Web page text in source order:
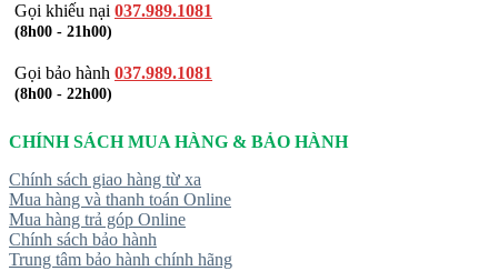
Gọi khiếu nại 037.989.1081
(8h00 - 21h00)
Gọi bảo hành 037.989.1081
(8h00 - 22h00)
CHÍNH SÁCH MUA HÀNG & BẢO HÀNH
Chính sách giao hàng từ xa
Mua hàng và thanh toán Online
Mua hàng trả góp Online
Chính sách bảo hành
Trung tâm bảo hành chính hãng